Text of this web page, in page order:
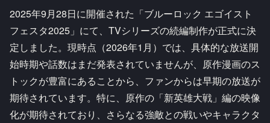
2025年9月28日に開催された「ブルーロック エゴイスト
フェスタ2025」にて、TVシリーズの続編制作が正式に決
定しました。現時点（2026年1月）では、具体的な放送開
始時期や話数はまだ発表されていませんが、原作漫画のス
トックが豊富にあることから、ファンからは早期の放送が
期待されています。特に、原作の「新英雄大戦」編の映像
化が期待されており、さらなる強敵との戦いやキャラクタ